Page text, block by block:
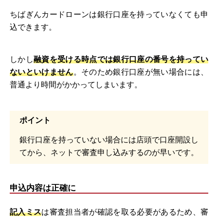
ちばぎんカードローンは銀行口座を持っていなくても申
込できます。
しかし融資を受ける時点では銀行口座の番号を持ってい
ないといけません。そのため銀行口座が無い場合には、
普通より時間がかかってしまいます。
ポイント
銀行口座を持っていない場合には店頭で口座開設し
てから、ネットで審査申し込みするのが早いです。
申込内容は正確に
記入ミスは審査担当者が確認を取る必要があるため、審